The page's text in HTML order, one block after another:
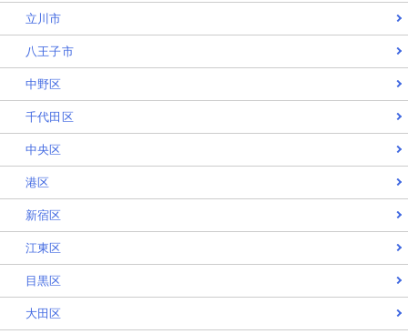
立川市
八王子市
中野区
千代田区
中央区
港区
新宿区
江東区
目黒区
大田区